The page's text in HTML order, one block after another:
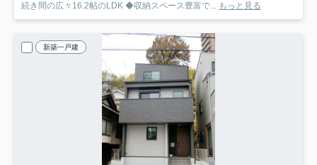
続き間の広々16.2帖のLDK ◆収納スペース豊富で... もっと見る
新築一戸建